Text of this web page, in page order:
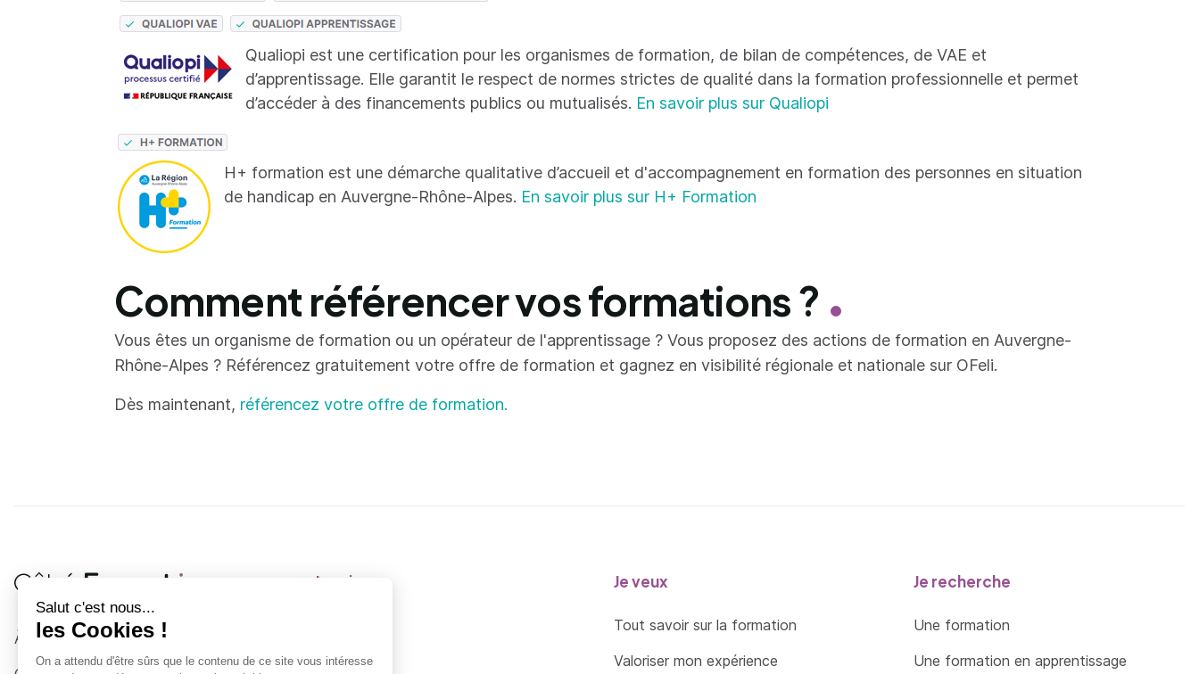
Qualiopi est une certification pour les organismes de formation, de bilan de compétences, de VAE et
d’apprentissage. Elle garantit le respect de normes strictes de qualité dans la formation professionnelle et permet
d’accéder à des financements publics ou mutualisés. En savoir plus sur Qualiopi
H+ formation est une démarche qualitative d’accueil et d'accompagnement en formation des personnes en situation
de handicap en Auvergne-Rhône-Alpes. En savoir plus sur H+ Formation
Comment référencer vos formations ?
Vous êtes un organisme de formation ou un opérateur de l'apprentissage ? Vous proposez des actions de formation en Auvergne-
Rhône-Alpes ? Référencez gratuitement votre offre de formation et gagnez en visibilité régionale et nationale sur OFeli.
Dès maintenant, référencez votre offre de formation.
Côté Formations
À propos
Je suis
Au lycée
Je veux
Tout savoir sur la formation
Valoriser mon expérience
Je recherche
Une formation
Une formation en apprentissage